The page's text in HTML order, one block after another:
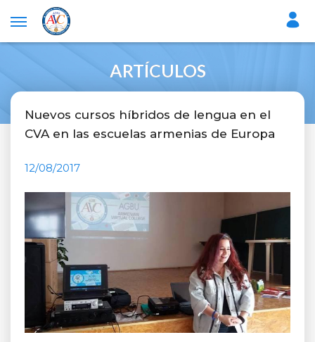
ARTÍCULOS
Nuevos cursos híbridos de lengua en el
CVA en las escuelas armenias de Europa
12/08/2017